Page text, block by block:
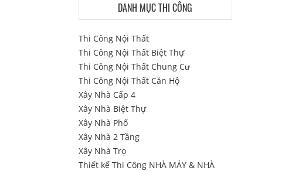
DANH MỤC THI CÔNG
Thi Công Nội Thất
Thi Công Nội Thất Biệt Thự
Thi Công Nội Thất Chung Cư
Thi Công Nội Thất Căn Hộ
Xây Nhà Cấp 4
Xây Nhà Biệt Thự
Xây Nhà Phố
Xây Nhà 2 Tầng
Xây Nhà Trọ
Thiết kế Thi Công NHÀ MÁY & NHÀ